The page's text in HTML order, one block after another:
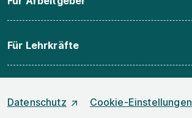
Für Lehrkräfte
Datenschutz
Cookie-Einstellungen